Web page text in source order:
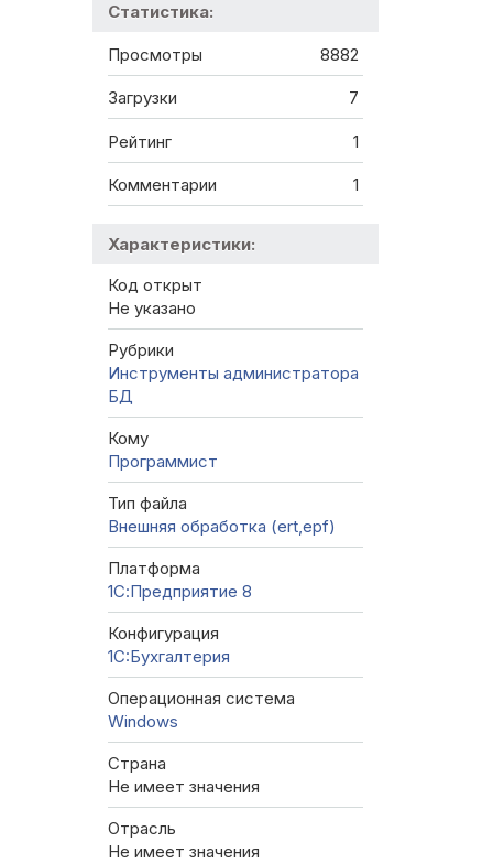
Статистика:
Просмотры 8882
Загрузки 7
Рейтинг 1
Комментарии 1
Характеристики:
Код открыт
Не указано
Рубрики
Инструменты администратора
БД
Кому
Программист
Тип файла
Внешняя обработка (ert,epf)
Платформа
1С:Предприятие 8
Конфигурация
1C:Бухгалтерия
Операционная система
Windows
Страна
Не имеет значения
Отрасль
Не имеет значения